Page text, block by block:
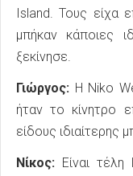
Island. Τους είχα
μπήκαν κάποιες
ξεκίνησε.
Γιώργος: Η Niko
ήταν το κίνητρο
είδους ιδιαίτερης
Νίκος: Είναι